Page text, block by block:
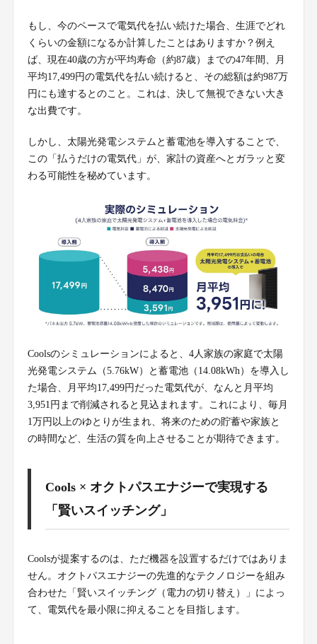
もし、今のペースで電気代を払い続けた場合、生涯でどれ
くらいの金額になるか計算したことはありますか？例え
ば、現在40歳の方が平均寿命（約87歳）までの47年間、月
平均17,499円の電気代を払い続けると、その総額は約987万
円にも達するとのこと。これは、決して無視できない大き
な出費です。
しかし、太陽光発電システムと蓄電池を導入することで、
この「払うだけの電気代」が、家計の資産へとガラッと変
わる可能性を秘めています。
Coolsのシミュレーションによると、4人家族の家庭で太陽
光発電システム（5.76kW）と蓄電池（14.08kWh）を導入し
た場合、月平均17,499円だった電気代が、なんと月平均
3,951円まで削減されると見込まれます。これにより、毎月
1万円以上のゆとりが生まれ、将来のための貯蓄や家族と
の時間など、生活の質を向上させることが期待できます。
Cools × オクトパスエナジーで実現する
「賢いスイッチング」
Coolsが提案するのは、ただ機器を設置するだけではありま
せん。オクトパスエナジーの先進的なテクノロジーを組み
合わせた「賢いスイッチング（電力の切り替え）」によっ
て、電気代を最小限に抑えることを目指します。